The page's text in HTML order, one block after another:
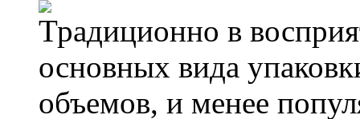
Традиционно в
основных вида
объемов, и менее